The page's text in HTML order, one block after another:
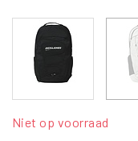
Niet op voorraad